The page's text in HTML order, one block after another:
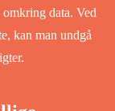
data. Ved
kan man undgå